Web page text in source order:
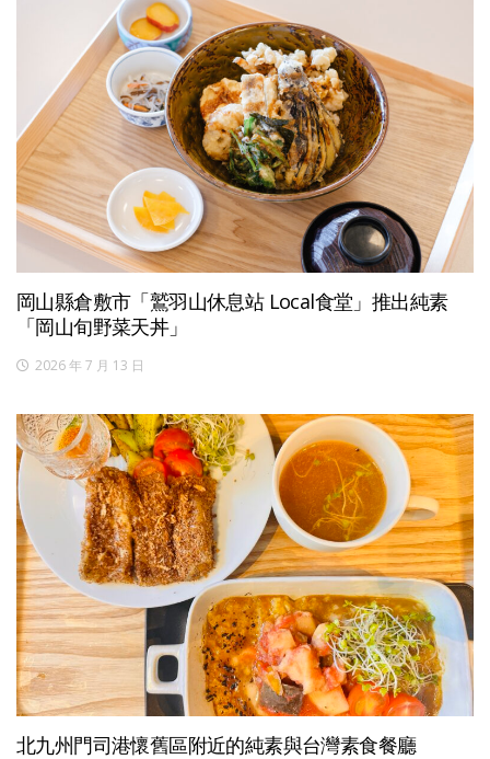
岡山縣倉敷市「鷲羽山休息站 Local食堂」推出純素
「岡山旬野菜天丼」
2026 年 7 月 13 日
北九州門司港懷舊區附近的純素與台灣素食餐廳